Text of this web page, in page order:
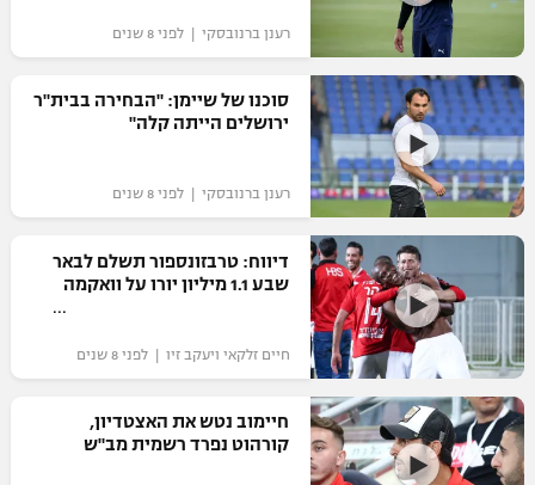
"מחצית בשכונה" – פודקאסט
משתתפים וזוכים בפרסים
תקנון משתתפים וזוכים בפרסים
תקנון עבור פעילות אלקטרה
תקנון עבור פעילות ספורט 1 – "מרלן"
טניס
גיימינג E-Sports
תנאי שימוש
מדיניות פרטיות
אופניים
ספורט מוטורי
כדורמים
פוטבול אמריקאי NFL
בייסבול MLB
ספורט אתגרי ואקסטרים
אומנויות לחימה
גיימינג E-Sports
רענן ברנובסקי | לפני 8 שנים
סוכנו של שיימן: "הבחירה בבית"ר
ירושלים הייתה קלה"
רענן ברנובסקי | לפני 8 שנים
דיווח: טרבזונספור תשלם לבאר
שבע 1.1 מיליון יורו על וואקמה
חיים זלקאי ויעקב זיו | לפני 8 שנים
חיימוב נטש את האצטדיון,
קורהוט נפרד רשמית מב"ש